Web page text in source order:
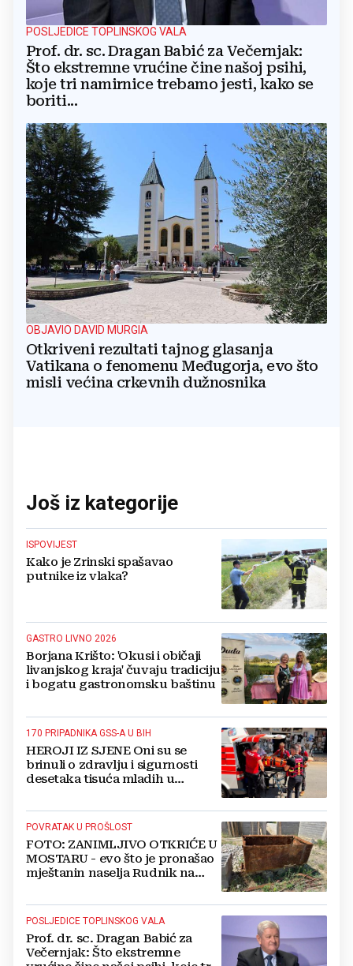
POSLJEDICE TOPLINSKOG VALA
Prof. dr. sc. Dragan Babić za Večernjak:
Što ekstremne vrućine čine našoj psihi,
koje tri namirnice trebamo jesti, kako se
boriti...
OBJAVIO DAVID MURGIA
Otkriveni rezultati tajnog glasanja
Vatikana o fenomenu Međugorja, evo što
misli većina crkevnih dužnosnika
Još iz kategorije
ISPOVIJEST
Kako je Zrinski spašavao
putnike iz vlaka?
GASTRO LIVNO 2026
Borjana Krišto: 'Okusi i običaji
livanjskog kraja' čuvaju tradiciju
i bogatu gastronomsku baštinu
170 PRIPADNIKA GSS-A U BIH
HEROJI IZ SJENE Oni su se
brinuli o zdravlju i sigurnosti
desetaka tisuća mladih u
POVRATAK U PROŠLOST
FOTO: ZANIMLJIVO OTKRIĆE U
MOSTARU - evo što je pronašao
mještanin naselja Rudnik na
POSLJEDICE TOPLINSKOG VALA
Prof. dr. sc. Dragan Babić za
Večernjak: Što ekstremne